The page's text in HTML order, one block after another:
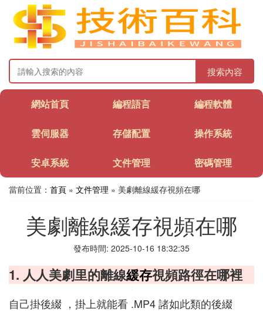
搜索內容
網站首頁 編程語言 編程軟體
雲伺服器 存儲配置 操作系統
安卓系統 文件管理 密碼管理
當前位置： 首頁 » 文件管理 » 美劇離線緩存視頻在哪
美劇離線緩存視頻在哪
發布時間: 2025-10-16 18:32:35
1. 人人美劇里的離線緩存視頻路徑在哪裡
自己掛後綴 ，掛上就能看 .MP4 諸如此類的後綴